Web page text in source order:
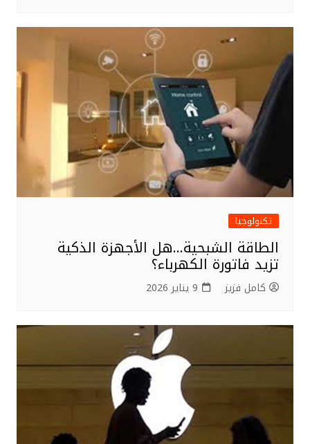
تكنولوجيا
الطاقة الشبحية…هل الأجهزة الذكية
تزيد فاتورة الكهرباء؟
كامل فزيز 9 يناير 2026